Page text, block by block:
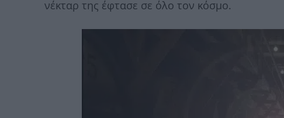
νέκταρ της έφτασε σε όλο τον κόσμο.